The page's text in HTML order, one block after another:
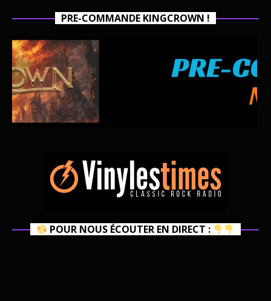
PRE-COMMANDE KINGCROWN !
POUR NOUS ÉCOUTER EN DIRECT :